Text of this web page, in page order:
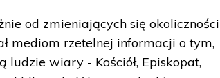
od zmieniających się okoliczności
mediom rzetelnej informacji o tym,
ludzie wiary - Kościół, Episkopat,